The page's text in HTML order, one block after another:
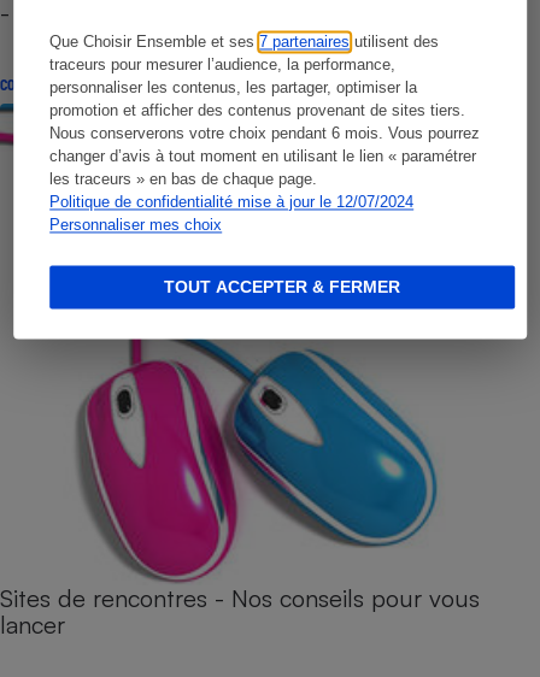
Que Choisir Ensemble et ses7 partenaires utilisent des
traceurs pour mesurer l’audience, la performance,
personnaliser les contenus, les partager, optimiser la
promotion et afficher des contenus provenant de sites tiers.
Nous conserverons votre choix pendant 6 mois. Vous pourrez
changer d’avis à tout moment en utilisant le lien « paramétrer
les traceurs » en bas de chaque page.
Politique de confidentialité mise à jour le 12/07/2024
Personnaliser mes choix
TOUT ACCEPTER & FERMER
- Premières impressions
CONSEILS
Sites de rencontres - Nos conseils pour vous
lancer